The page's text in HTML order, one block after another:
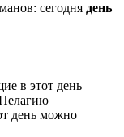
сегодня день
в этот день
день можно